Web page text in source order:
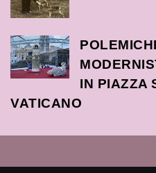
IN PIAZZA
VATICANO